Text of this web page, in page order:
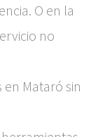
O en la
no
Mataró sin